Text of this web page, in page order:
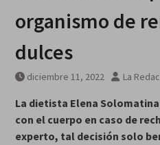
organismo de
dulces
diciembre 11, 2022 La
La dietista Elena
con el cuerpo en caso de
experto, tal decisión solo